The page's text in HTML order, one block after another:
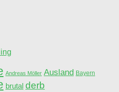
Andreas Möller Ausland Bayern
brutal derb